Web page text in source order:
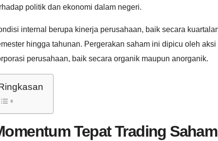
politik dan ekonomi dalam negeri.
internal berupa kinerja perusahaan, baik secara
hingga tahunan. Pergerakan saham ini dipicu oleh aksi
perusahaan, baik secara organik maupun anorganik.
Tepat Trading Saham